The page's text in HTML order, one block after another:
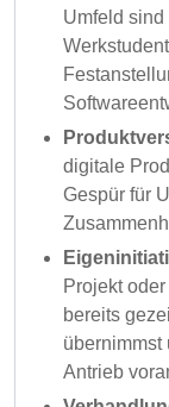
Umfeld
digitale
Gespür für
Projekt
bereits
übernimmst
Antrieb